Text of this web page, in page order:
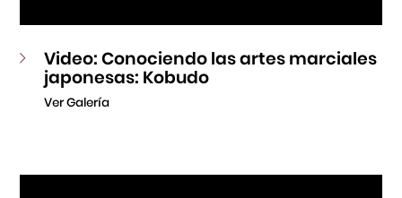
Video: Conociendo las artes marciales
japonesas: Kobudo
Ver Galería